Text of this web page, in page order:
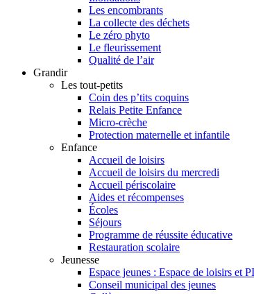
Les encombrants
La collecte des déchets
Le zéro phyto
Le fleurissement
Qualité de l’air
Grandir
Les tout-petits
Coin des p’tits coquins
Relais Petite Enfance
Micro-crèche
Protection maternelle et infantile
Enfance
Accueil de loisirs
Accueil de loisirs du mercredi
Accueil périscolaire
Aides et récompenses
Écoles
Séjours
Programme de réussite éducative
Restauration scolaire
Jeunesse
Espace jeunes : Espace de loisirs et
Conseil municipal des jeunes